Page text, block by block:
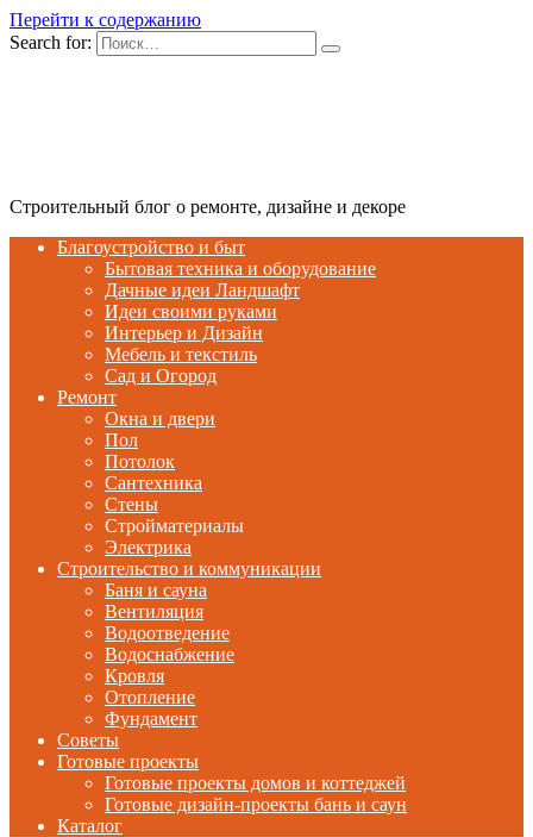
Перейти к содержанию
Search for:
Строительный блог о ремонте, дизайне и декоре
Благоустройство и быт
Бытовая техника и оборудование
Дачные идеи Ландшафт
Идеи своими руками
Интерьер и Дизайн
Мебель и текстиль
Сад и Огород
Ремонт
Окна и двери
Пол
Потолок
Сантехника
Стены
Стройматериалы
Электрика
Строительство и коммуникации
Баня и сауна
Вентиляция
Водоотведение
Водоснабжение
Кровля
Отопление
Фундамент
Советы
Готовые проекты
Готовые проекты домов и коттеджей
Готовые дизайн-проекты бань и саун
Каталог